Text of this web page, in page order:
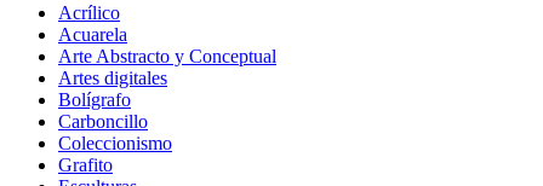
Acrílico
Acuarela
Arte Abstracto y Conceptual
Artes digitales
Bolígrafo
Carboncillo
Coleccionismo
Grafito